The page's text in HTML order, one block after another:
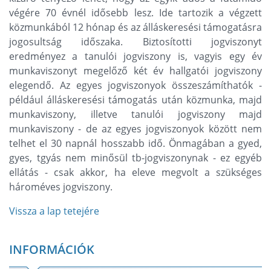
végére 70 évnél idősebb lesz. Ide tartozik a végzett
közmunkából 12 hónap és az álláskeresési támogatásra
jogosultság időszaka. Biztosítotti jogviszonyt
eredményez a tanulói jogviszony is, vagyis egy év
munkaviszonyt megelőző két év hallgatói jogviszony
elegendő. Az egyes jogviszonyok összeszámíthatók -
például álláskeresési támogatás után közmunka, majd
munkaviszony, illetve tanulói jogviszony majd
munkaviszony - de az egyes jogviszonyok között nem
telhet el 30 napnál hosszabb idő. Önmagában a gyed,
gyes, tgyás nem minősül tb-jogviszonynak - ez egyéb
ellátás - csak akkor, ha eleve megvolt a szükséges
hároméves jogviszony.
Vissza a lap tetejére
INFORMÁCIÓK